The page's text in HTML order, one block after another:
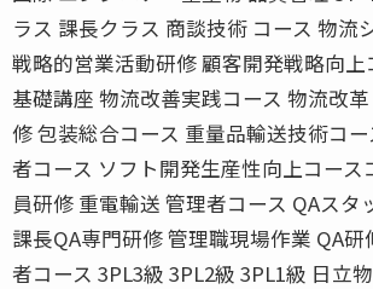
ラス 課長クラス 商談技術 コース 物流
戦略的営業活動研修 顧客開発戦略向上
基礎講座 物流改善実践コース 物流
修 包装総合コース 重量品輸送技術コ
者コース ソフト開発生産性向上コース
員研修 重電輸送 管理者コース QAスタ
課長QA専門研修 管理職現場作業 QA研
者コース 3PL3級 3PL2級 3PL1級 日立